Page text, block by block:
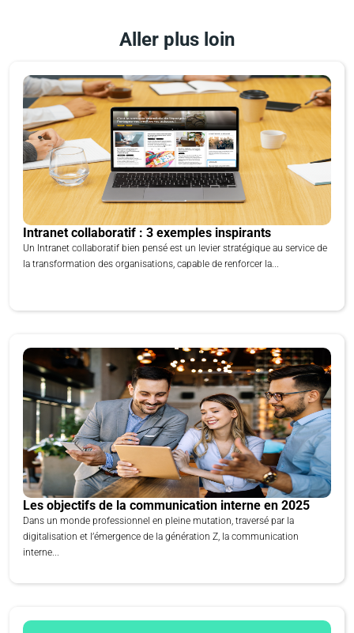
Aller plus loin
Intranet collaboratif : 3 exemples inspirants
Un Intranet collaboratif bien pensé est un levier stratégique au service de
la transformation des organisations, capable de renforcer la...
Les objectifs de la communication interne en 2025
Dans un monde professionnel en pleine mutation, traversé par la
digitalisation et l’émergence de la génération Z, la communication
interne...